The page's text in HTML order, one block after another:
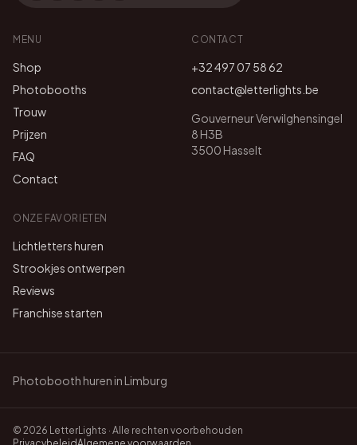
MENU
Shop
Photobooths
Trouw
Prijzen
FAQ
Contact
CONTACT
+32 497 07 58 62
contact@letterlights.be
Gouverneur Verwilghensingel
8 H3B
3500 Hasselt
ONZE FAVORIETEN
Lichtletters huren
Strookjes ontwerpen
Reviews
Franchise starten
Photobooth huren in Limburg
© 2026 LetterLights · Alle rechten voorbehouden